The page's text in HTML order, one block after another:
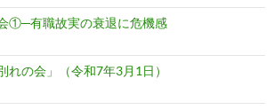
①─有職故実の衰退に危機感
れの会」（令和7年3月1日）